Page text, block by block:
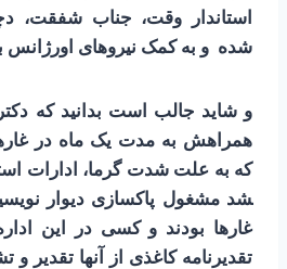
استاندار وقت، جناب شفقت،
شده و به کمک نیروهای
و شاید جالب است بدانید که
همراهش به مدت یک ماه در
شد مشغول پاکسازی دیوار
غارها بودند و کسی در این
تقدیرنامه کاغذی از آنها تقدیر و